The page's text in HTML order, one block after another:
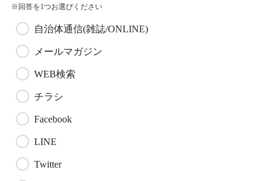
※回答を1つお選びください
自治体通信(雑誌/ONLINE)
メールマガジン
WEB検索
チラシ
Facebook
LINE
Twitter